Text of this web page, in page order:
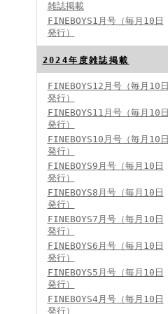
FINEBOYS2024年5月号
FINEBOYS2024年4月号
雑誌掲載
FINEBOYS1月号（毎月10日
発行）
2024年度雑誌掲載
FINEBOYS12月号（毎月10日
発行）
FINEBOYS11月号（毎月10日
発行）
FINEBOYS10月号（毎月10日
発行）
FINEBOYS9月号（毎月10日
発行）
FINEBOYS8月号（毎月10日
発行）
FINEBOYS7月号（毎月10日
発行）
FINEBOYS6月号（毎月10日
発行）
FINEBOYS5月号（毎月10日
発行）
FINEBOYS4月号（毎月10日
発行）